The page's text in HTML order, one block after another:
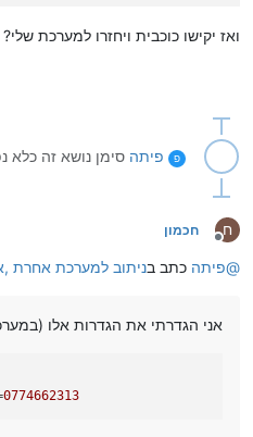
ואז יקישו כוכבית ויחזרו למערכת שלי?
פ פיתה סימן נושא זה כלא
ח
מנותק
חכמון
@פיתה כתב בניתוב למערכת אחרת
אני הגדרתי את הגדרות אלו
0774662313